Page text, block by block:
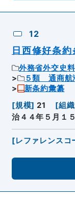
12
日西修好条約
外務省外交史
５類 通商航
新条約彙纂
[規模] 21 [組
治４４年５月１
[レファレンスコ